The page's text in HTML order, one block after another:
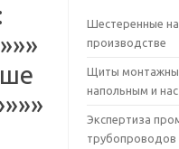
Шестеренные
производстве
Щиты
напольным и
Экспертиза
трубопроводов